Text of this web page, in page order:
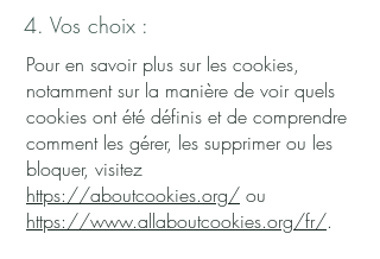
4. Vos choix :
Pour en savoir plus sur les cookies,
notamment sur la manière de voir quels
cookies ont été définis et de comprendre
comment les gérer, les supprimer ou les
bloquer, visitez
https://aboutcookies.org/ ou
https://www.allaboutcookies.org/fr/.